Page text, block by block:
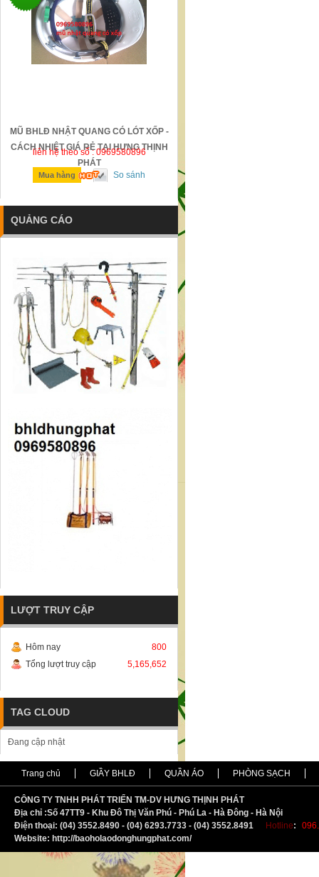
MŨ BHLĐ NHẬT QUANG CÓ LÓT XỐP -
CÁCH NHIỆT GIÁ RẺ TẠI HƯNG THỊNH
PHÁT
liên hệ theo số : 0969580896
Mua hàng So sánh
QUẢNG CÁO
LƯỢT TRUY CẬP
Hôm nay
800
Tổng lượt truy cập
5,165,652
TAG CLOUD
Đang cập nhật
Trang chủ GIẦY BHLĐ QUẦN ÁO PHÒNG SẠCH
CÔNG TY TNHH PHÁT TRIỂN TM-DV HƯNG THỊNH PHÁT
Địa chỉ :Số 47TT9 - Khu Đô Thị Văn Phú - Phú La - Hà Đông - Hà Nội
Điện thoại: (04) 3552.8490 - (04) 6293.7733 - (04) 3552.8491
Hotline:
Website: http://baoholaodonghungphat.com/